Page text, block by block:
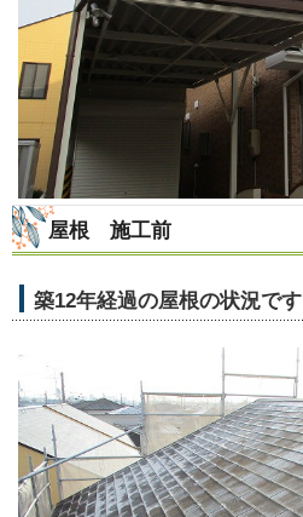
屋根 施工前
築12年経過の屋根の状況です